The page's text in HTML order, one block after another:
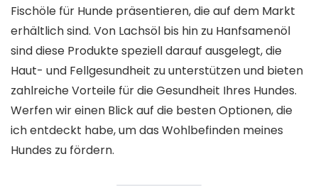
Fischöle für Hunde präsentieren, die auf dem Markt
erhältlich sind. Von Lachsöl bis hin zu Hanfsamenöl
sind diese Produkte speziell darauf ausgelegt, die
Haut- und Fellgesundheit zu unterstützen und bieten
zahlreiche Vorteile für die Gesundheit Ihres Hundes.
Werfen wir einen Blick auf die besten Optionen, die
ich entdeckt habe, um das Wohlbefinden meines
Hundes zu fördern.